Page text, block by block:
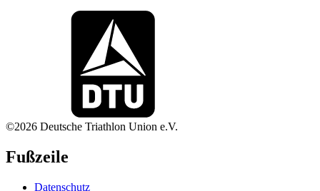
©2026 Deutsche Triathlon Union e.V.
Fußzeile
Datenschutz